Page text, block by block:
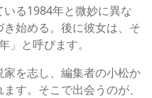
る1984年と微妙に異な
始める。後に彼女は、そ
」と呼びます。
を志し、編集者の小松か
す。そこで出会うのが、